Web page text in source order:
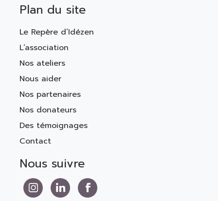
Plan du site
Le Repère d’Idézen
L’association
Nos ateliers
Nous aider
Nos partenaires
Nos donateurs
Des témoignages
Contact
Nous suivre
Nous suivre sur Instagram
Nous suivre sur LinkedIn
Nous suivre sur Facebook